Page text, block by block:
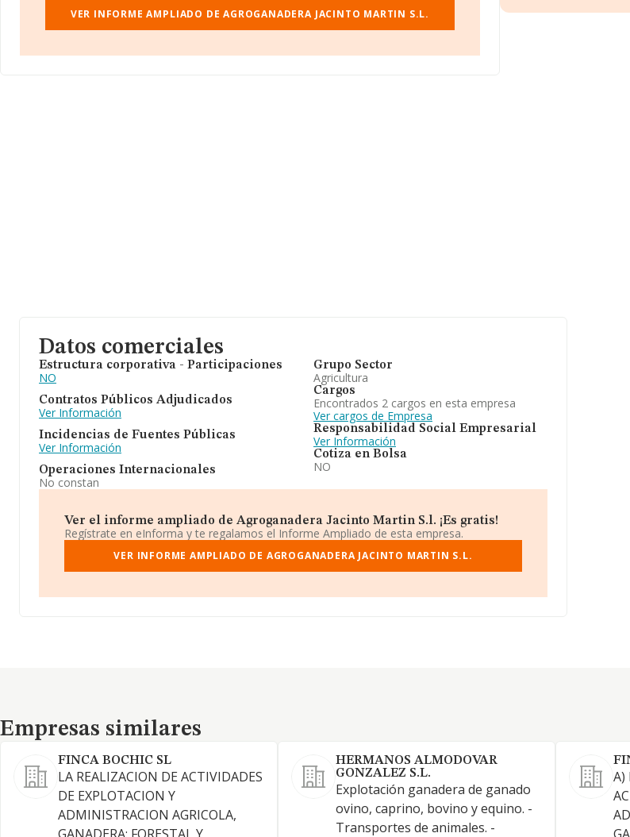
En base a la información de la que dispone INFORMA sobre 1.264 compañías, a nivel
nacional la facturación asciende a 572 millones de euros y la media entre todas las
el ámbito sectorial, la media de empleados de las empresas es de 2. La media de
VER INFORME AMPLIADO DE AGROGANADERA JACINTO MARTIN S.L.
Datos comerciales
Estructura corporativa - Participaciones
NO
Contratos Públicos Adjudicados
Ver Información
Incidencias de Fuentes Públicas
Ver Información
Operaciones Internacionales
No constan
Grupo Sector
Agricultura
Cargos
Encontrados 2 cargos en esta empresa
Ver cargos de Empresa
Responsabilidad Social Empresarial
Ver Información
Cotiza en Bolsa
NO
Ver el informe ampliado de Agroganadera Jacinto Martin S.l. ¡Es gratis!
Regístrate en eInforma y te regalamos el Informe Ampliado de esta empresa.
VER INFORME AMPLIADO DE AGROGANADERA JACINTO MARTIN S.L.
Empresas similares
Empresas similares
FINCA BOCHIC SL
LA REALIZACION DE ACTIVIDADES
DE EXPLOTACION Y
ADMINISTRACION AGRICOLA,
HERMANOS ALMODOVAR
GONZALEZ S.L.
Explotación ganadera de ganado
ovino, caprino, bovino y equino. -
Transportes de animales. -
A)